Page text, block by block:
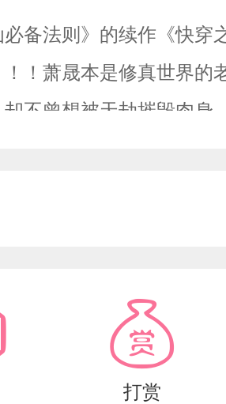
必备法则》的续作《快
！萧晟本是修真世界的
不曾想被天劫摧毁肉身
角不是什么好人……注:攻
打赏